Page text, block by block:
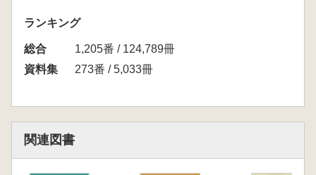
ランキング
総合
1,205番 / 124,789冊
資料集
273番 / 5,033冊
関連図書